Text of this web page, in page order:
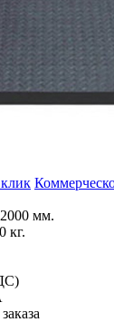
мм.
кг.